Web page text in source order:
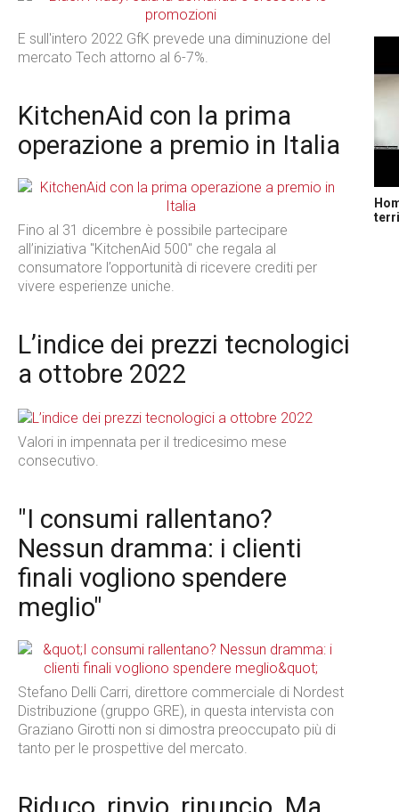
E sull'intero 2022 GfK prevede una diminuzione del
mercato Tech attorno al 6-7%.
KitchenAid con la prima
operazione a premio in Italia
Fino al 31 dicembre è possibile partecipare
all’iniziativa "KitchenAid 500" che regala al
consumatore l’opportunità di ricevere crediti per
vivere esperienze uniche.
L’indice dei prezzi tecnologici
a ottobre 2022
Valori in impennata per il tredicesimo mese
consecutivo.
"I consumi rallentano?
Nessun dramma: i clienti
finali vogliono spendere
meglio"
Stefano Delli Carri, direttore commerciale di Nordest
Distribuzione (gruppo GRE), in questa intervista con
Graziano Girotti non si dimostra preoccupato più di
tanto per le prospettive del mercato.